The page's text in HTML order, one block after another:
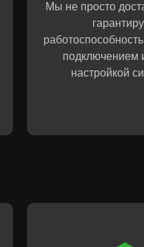
Мы не просто
подключением
настройкой